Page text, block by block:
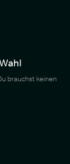
brauchst keinen